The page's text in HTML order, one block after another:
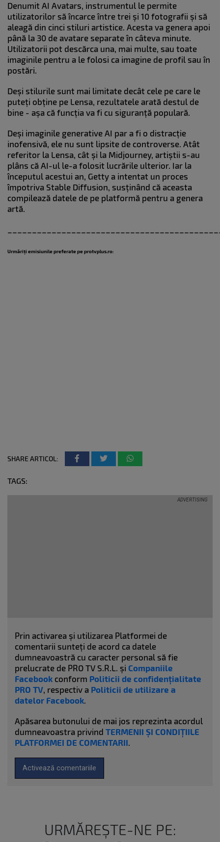
Denumit AI Avatars, instrumentul le permite
utilizatorilor să încarce între trei și 10 fotografii și să
aleagă din cinci stiluri artistice. Acesta va genera apoi
până la 30 de avatare separate în câteva minute.
Utilizatorii pot descărca una, mai multe, sau toate
imaginile pentru a le folosi ca imagine de profil sau în
postări.
Deși stilurile sunt mai limitate decât cele pe care le
puteți obține pe Lensa, rezultatele arată destul de
bine - așa că funcția va fi cu siguranță populară.
Deși imaginile generative AI par a fi o distracție
inofensivă, ele nu sunt lipsite de controverse. Atât
referitor la Lensa, cât și la Midjourney, artiștii s-au
plâns că AI-ul le-a folosit lucrările ulterior. Iar la
începutul acestui an, Getty a intentat un proces
împotriva Stable Diffusion, susținând că aceasta
compilează datele de pe platformă pentru a genera
artă.
Urmăriți emisiunile preferate pe protvplus.ro:
SHARE ARTICOL:
TAGS:
Prin activarea și utilizarea Platformei de
comentarii sunteți de acord ca datele
dumneavoastră cu caracter personal să fie
prelucrate de PRO TV S.R.L. și Companiile
Facebook conform Politicii de confidențialitate
PRO TV, respectiv a Politicii de utilizare a
datelor Facebook.
Apăsarea butonului de mai jos reprezinta acordul
dumneavoastra privind TERMENII ȘI CONDIȚIILE
PLATFORMEI DE COMENTARII.
Activează comentariile
URMĂREȘTE-NE PE: